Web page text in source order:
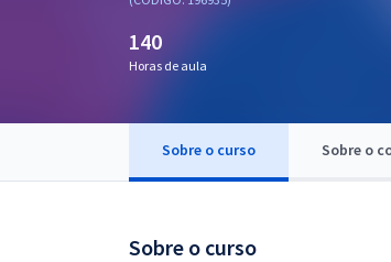
OAB
140
Horas de aula
Sobre o curso Sobre o
Sobre o curso